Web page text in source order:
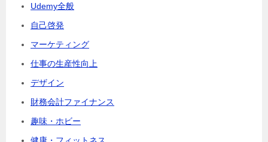
Udemy全般
自己啓発
マーケティング
仕事の生産性向上
デザイン
財務会計ファイナンス
趣味・ホビー